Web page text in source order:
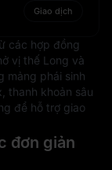
Giao dịch
các hợp đồng
vị thế Long và
mảng phái sinh
thanh khoản sâu
để hỗ trợ giao
đơn giản